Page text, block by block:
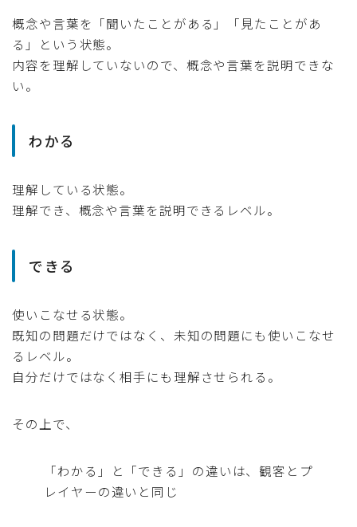
概念や言葉を「聞いたことがある」「見たことがあ
る」という状態。
内容を理解していないので、概念や言葉を説明できな
い。
わかる
理解している状態。
理解でき、概念や言葉を説明できるレベル。
できる
使いこなせる状態。
既知の問題だけではなく、未知の問題にも使いこなせ
るレベル。
自分だけではなく相手にも理解させられる。
その上で、
「わかる」と「できる」の違いは、観客とプ
レイヤーの違いと同じ